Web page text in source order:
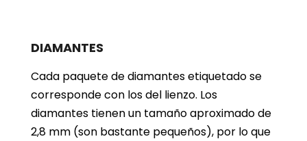
DIAMANTES
Cada paquete de diamantes etiquetado se
corresponde con los del lienzo. Los
diamantes tienen un tamaño aproximado de
2,8 mm (son bastante pequeños), por lo que